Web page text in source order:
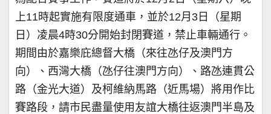
上11時起實施有限度通車，並於12月3日（星期
日）凌晨4時30分開始封閉賽道，禁止車輛通行。
期間由於嘉樂庇總督大橋（來往氹仔及澳門方
向）、西灣大橋（氹仔往澳門方向）、路氹連貫公
路（金光大道）及柯維納馬路（近馬場）將用作比
賽路段，請市民盡量使用友誼大橋往返澳門半島及